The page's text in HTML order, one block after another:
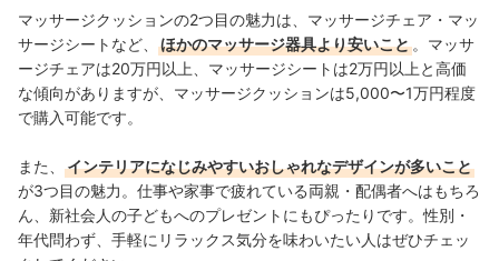
マッサージクッションの2つ目の魅力は、マッサージチェア・マッ
サージシートなど、
ほかのマッサージ器具より安いこと 。マッサ
ージチェアは20万円以上、マッサージシートは2万円以上と高価
な傾向がありますが、マッサージクッションは5,000〜1万円程度
で購入可能です。
また、
インテリアになじみやすいおしゃれなデザインが多いこと
が3つ目の魅力。仕事や家事で疲れている両親・配偶者へはもちろ
ん、新社会人の子どもへのプレゼントにもぴったりです。性別・
年代問わず、手軽にリラックス気分を味わいたい人はぜひチェッ